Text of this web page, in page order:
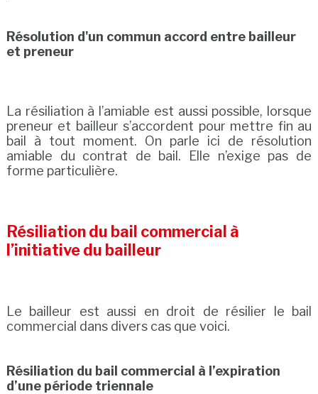
Résolution d'un commun accord entre bailleur
et preneur
La résiliation à l’amiable est aussi possible, lorsque
preneur et bailleur s’accordent pour mettre fin au
bail à tout moment. On parle ici de résolution
amiable du contrat de bail. Elle n’exige pas de
forme particulière.
Résiliation du bail commercial à
l’initiative du bailleur
Le bailleur est aussi en droit de résilier le bail
commercial dans divers cas que voici.
Résiliation du bail commercial à l’expiration
d’une période triennale